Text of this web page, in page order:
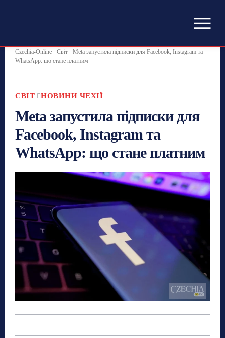
Czechia-Online Світ
Meta запустила підписки для Facebook, Instagram та
WhatsApp: що стане платним
СВІТ НОВИНИ ЧЕХІЇ
Meta запустила підписки для
Facebook, Instagram та
WhatsApp: що стане платним